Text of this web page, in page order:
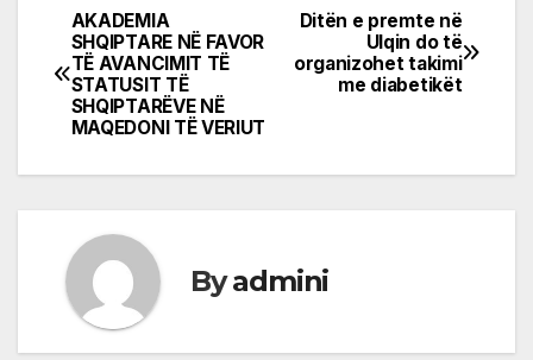
Post
navigation
Ditën e premte në
Ulqin do të
organizohet takimi
me diabetikët
AKADEMIA
SHQIPTARE NË FAVOR
TË AVANCIMIT TË
STATUSIT TË
SHQIPTARËVE NË
MAQEDONI TË VERIUT
Byadmini